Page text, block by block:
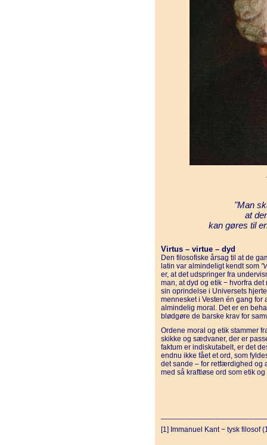
"Man
at
kan gøres til
Virtus – virtue – dyd
Den filosofiske årsag til at de
latin var almindeligt kendt som
er, at det udspringer fra
man, at dyd og etik − hvorfra
sin oprindelse i Universets
mennesket i Vesten én gang for
almindelig moral. Det er en
blødgøre de barske krav for
Ordene moral og etik stammer
skikke og sædvaner, der er
faktum er indiskutabelt, er det
endnu ikke fået et ord, som
det sande – for retfærdighed og
med så kraftløse ord som etik og
[1] Immanuel Kant − tysk filosof